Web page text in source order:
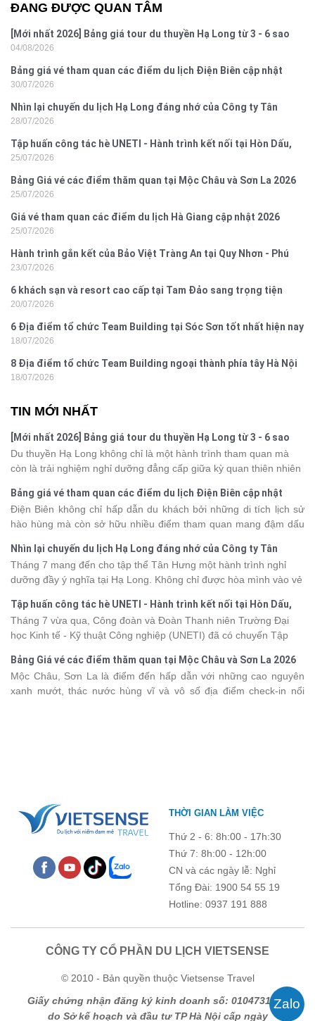
ĐANG ĐƯỢC QUAN TÂM
[Mới nhất 2026] Bảng giá tour du thuyền Hạ Long từ 3 - 6 sao
04/08/2026
Bảng giá vé tham quan các điểm du lịch Điện Biên cập nhật
2026
30/07/2026
Nhìn lại chuyến du lịch Hạ Long đáng nhớ của Công ty Tân
Hưng 2026
28/07/2026
Tập huấn công tác hè UNETI - Hành trình kết nối tại Hòn Dấu,
Đồ Sơn
25/07/2026
Bảng Giá vé các điểm thăm quan tại Mộc Châu và Sơn La 2026
25/07/2026
Giá vé tham quan các điểm du lịch Hà Giang cập nhật 2026
25/07/2026
Hành trình gắn kết của Bảo Việt Tràng An tại Quy Nhơn - Phú
Yên
23/07/2026
6 khách sạn và resort cao cấp tại Tam Đảo sang trọng tiện
nghi
20/07/2026
6 Địa điểm tổ chức Team Building tại Sóc Sơn tốt nhất hiện nay
18/07/2026
8 Địa điểm tổ chức Team Building ngoại thành phía tây Hà Nội
18/07/2026
TIN MỚI NHẤT
[Mới nhất 2026] Bảng giá tour du thuyền Hạ Long từ 3 - 6 sao
Du thuyền Hạ Long không chỉ là một hành trình tham quan mà
còn là trải nghiệm nghỉ dưỡng đẳng cấp giữa kỳ quan thiên nhiên
khác nhau, khiến nhiều du khách băn khoăn khi lựa chọn. Bài viết
dưới đây sẽ cập nhật bảng giá tour du thuyền Hạ Long mới nhất
2026 từ 3 - 6 sao, giúp bạn dễ dàng so sánh và tìm được hành
trình phù hợp với nhu cầu cũng như ngân sách.
Bảng giá vé tham quan các điểm du lịch Điện Biên cập nhật
2026
Điện Biên không chỉ hấp dẫn du khách bởi những di tích lịch sử
hào hùng mà còn sở hữu nhiều điểm tham quan mang đậm dấu
phá vùng đất này, việc cập nhật trước giá vé sẽ giúp bạn chủ
động hơn trong lịch trình và chi phí. Cùng Vietsense Travel tham
khảo bảng giá vé tham quan các điểm du lịch Điện Biênmới nhất
năm 2026 ngay dưới đây.
Nhìn lại chuyến du lịch Hạ Long đáng nhớ của Công ty Tân
Hưng 2026
Tháng 7 mang đến cho tập thể Tân Hưng một hành trình nghỉ
dưỡng đầy ý nghĩa tại Hạ Long. Không chỉ được hòa mình vào vẻ
kết, sẻ chia và lưu giữ nhiều khoảnh khắc đáng nhớ. Hãy cùng
nhìn lại chuyến đi ngập tràn niềm vui và những trải nghiệm khó
quên.
Tập huấn công tác hè UNETI - Hành trình kết nối tại Hòn Dấu,
Đồ Sơn
Tháng 7 vừa qua, Công đoàn và Đoàn Thanh niên Trường Đại
học Kinh tế - Kỹ thuật Công nghiệp (UNETI) đã có chuyến Tập
chỉ là dịp nâng cao kỹ năng và chia sẻ kinh nghiệm công tác,
chương trình còn mang đến những hoạt động giao lưu sôi nổi,
góp phần gắn kết tập thể và lưu giữ nhiều kỷ niệm đáng nhớ.
Bảng Giá vé các điểm thăm quan tại Mộc Châu và Sơn La 2026
Mộc Châu, Sơn La là điểm đến hấp dẫn với những cao nguyên
xanh mướt, thác nước hùng vĩ và vô số địa điểm check-in nổi
THỜI GIAN LÀM VIỆC
Thứ 2 - 6: 8h:00 - 17h:30
Thứ 7: 8h:00 - 12h:00
CN và các ngày lễ: Nghỉ
Tổng Đài: 1900 54 55 19
Hotline: 0937 191 888
CÔNG TY CỔ PHẦN DU LỊCH VIETSENSE
© 2010 - Bản quyền thuộc Vietsense Travel
Giấy chứng nhận đăng ký kinh doanh số: 0104731205
do Sở kế hoạch và đầu tư TP Hà Nội cấp ngày